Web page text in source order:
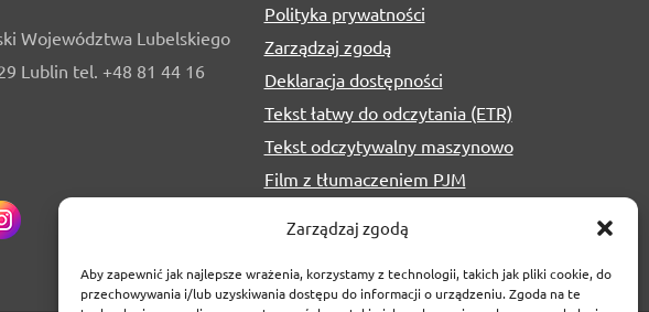
Zarządzaj zgodą
Aby zapewnić jak najlepsze wrażenia, korzystamy z technologii, takich jak pliki cookie, do
przechowywania i/lub uzyskiwania dostępu do informacji o urządzeniu. Zgoda na te
Województwa Lubelskiego
Lublin tel. +48 81 44 16
Polityka prywatności
Zarządzaj zgodą
Deklaracja dostępności
Tekst łatwy do odczytania (ETR)
Tekst odczytywalny maszynowo
Film z tłumaczeniem PJM